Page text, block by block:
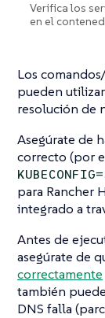
Verifica los
en el
Los
pueden
resolución de
Asegúrate de
correcto (por
para Rancher
integrado a
Antes de
asegúrate de
correctamente
también
DNS falla